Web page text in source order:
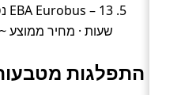
שעות · מחיר ממוצע ~2530 ₪
התפלגות